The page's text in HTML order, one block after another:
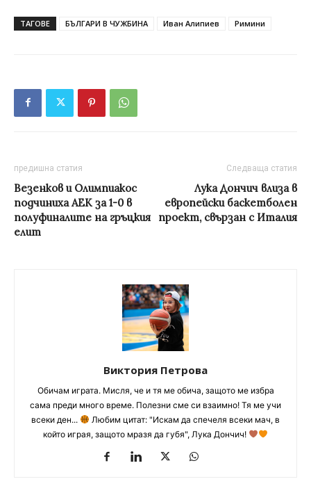
ТАГОВЕ БЪЛГАРИ В ЧУЖБИНА Иван Алипиев Римини
предишна статия
Везенков и Олимпиакос
подчиниха АЕК за 1-0 в
полуфиналите на гръцкия
елит
Следваща статия
Лука Дончич влиза в
европейски баскетболен
проект, свързан с Италия
Виктория Петрова
Обичам играта. Мисля, че и тя ме обича, защото ме избра
сама преди много време. Полезни сме си взаимно! Тя ме учи
всеки ден...
Любим цитат: "Искам да спечеля всеки мач, в
който играя, защото мразя да губя", Лука Дончич!